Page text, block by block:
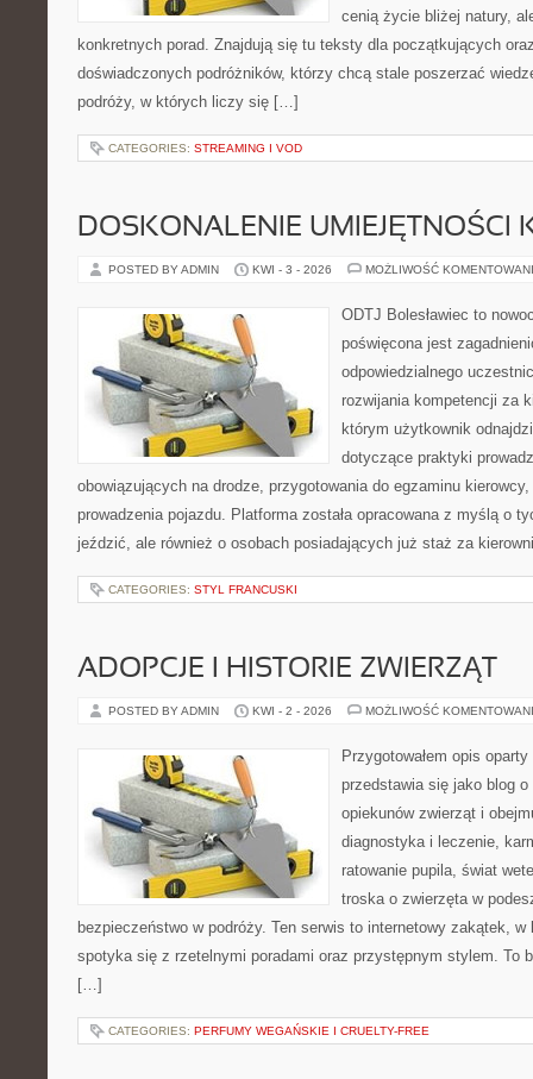
cenią życie bliżej natury,
konkretnych porad. Znajdują się tu teksty dla początkujących
doświadczonych podróżników, którzy chcą stale poszerzać
podróży, w których liczy się […]
CATEGORIES: STREAMING I VOD
DOSKONALENIE UMIEJĘTNOŚCI
POSTED BY ADMIN KWI - 3 - 2026 MOŻLIWOŚĆ
ODTJ Bolesławiec to
poświęcona jest
odpowiedzialnego
rozwijania kompetencji za
którym użytkownik
dotyczące praktyki
obowiązujących na drodze, przygotowania do egzaminu
prowadzenia pojazdu. Platforma została opracowana z myślą o
jeździć, ale również o osobach posiadających już staż za
CATEGORIES: STYL FRANCUSKI
ADOPCJE I HISTORIE ZWIERZĄT
POSTED BY ADMIN KWI - 2 - 2026 MOŻLIWOŚĆ
Przygotowałem opis
przedstawia się jako blog
opiekunów zwierząt i
diagnostyka i leczenie,
ratowanie pupila, świat
troska o zwierzęta w
bezpieczeństwo w podróży. Ten serwis to internetowy zakątek,
spotyka się z rzetelnymi poradami oraz przystępnym stylem. To
[…]
CATEGORIES: PERFUMY WEGAŃSKIE I CRUELTY-FREE